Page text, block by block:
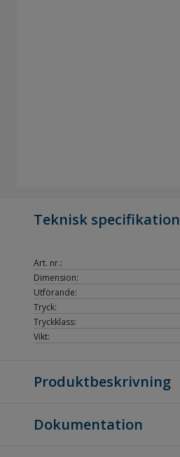
Teknisk specifikation
Art. nr.:
Dimension:
Utförande:
Tryck:
Tryckklass:
Vikt:
Produktbeskrivning
Dokumentation